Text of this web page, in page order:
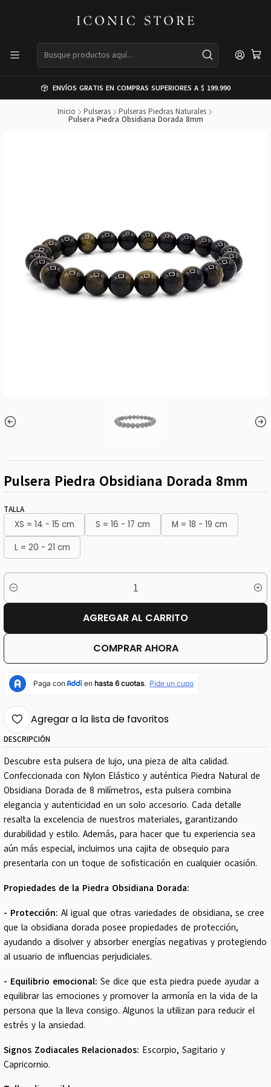
ENVÍOS GRATIS EN COMPRAS SUPERIORES A $ 199.990
Inicio Pulseras Pulseras Piedras Naturales
Pulsera Piedra Obsidiana Dorada 8mm
Pulsera Piedra Obsidiana Dorada 8mm
TALLA
XS = 14 - 15 cm S = 16 - 17 cm
M = 18 - 19 cm
L = 20 - 21 cm
Cantidad
AGREGAR AL CARRITO
COMPRAR AHORA
Agregar a la lista de favoritos
DESCRIPCIÓN
Descubre esta pulsera de lujo, una pieza de alta calidad.
Confeccionada con Nylon Elástico y auténtica Piedra Natural de
Obsidiana Dorada de 8 milímetros, esta pulsera combina
elegancia y autenticidad en un solo accesorio. Cada detalle
resalta la excelencia de nuestros materiales, garantizando
durabilidad y estilo. Además, para hacer que tu experiencia sea
aún más especial, incluimos una cajita de obsequio para
presentarla con un toque de sofisticación en cualquier ocasión.
Propiedades de la Piedra Obsidiana Dorada:
- Protección: Al igual que otras variedades de obsidiana, se cree
que la obsidiana dorada posee propiedades de protección,
ayudando a disolver y absorber energías negativas y protegiendo
al usuario de influencias perjudiciales.
- Equilibrio emocional: Se dice que esta piedra puede ayudar a
equilibrar las emociones y promover la armonía en la vida de la
persona que la lleva consigo. Algunos la utilizan para reducir el
estrés y la ansiedad.
Signos Zodiacales Relacionados: Escorpio, Sagitario y
Capricornio.